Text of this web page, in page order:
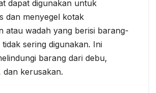
dapat digunakan untuk
dan menyegel kotak
atau wadah yang berisi barang-
sering digunakan. Ini
barang dari debu,
dan kerusakan.